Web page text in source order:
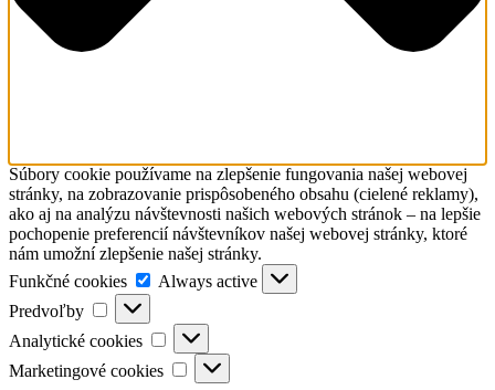
Súbory cookie používame na zlepšenie fungovania našej webovej
stránky, na zobrazovanie prispôsobeného obsahu (cielené reklamy),
ako aj na analýzu návštevnosti našich webových stránok – na lepšie
pochopenie preferencií návštevníkov našej webovej stránky, ktoré
nám umožní zlepšenie našej stránky.
Funkčné cookies
Funkčné
cookies
Always active
Predvoľby
Predvoľby
Analytické cookies
Analytické
cookies
Marketingové cookies
Marketingové
cookies